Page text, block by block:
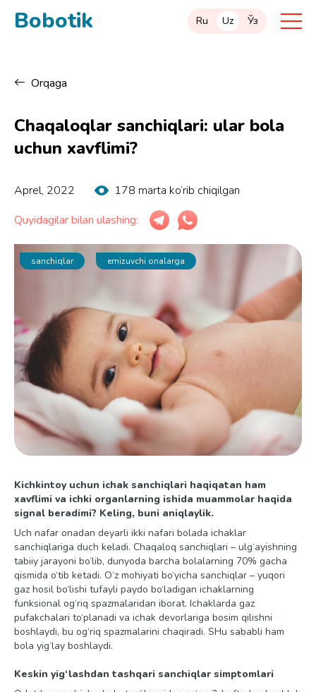
Bobotik Ru Uz Ўз
Orqaga
Chaqaloqlar sanchiqlari: ular bola
uchun xavflimi?
Aprel, 2022
178 marta ko‘rib chiqilgan
Quyidagilar bilan ulashing:
sanchiqlar emizuvchi onalarga
Kichkintoy uchun ichak sanchiqlari haqiqatan ham
xavflimi va ichki organlarning ishida muammolar haqida
signal beradimi? Keling, buni aniqlaylik.
Uch nafar onadan deyarli ikki nafari bolada ichaklar
sanchiqlariga duch keladi. Chaqaloq sanchiqlari – ulg‘ayishning
tabiiy jarayoni bo‘lib, dunyoda barcha bolalarning 70% gacha
qismida o‘tib ketadi. O‘z mohiyati bo‘yicha sanchiqlar – yuqori
gaz hosil bo‘lishi tufayli paydo bo‘ladigan ichaklarning
funksional og‘riq spazmalaridan iborat. Ichaklarda gaz
pufakchalari to‘planadi va ichak devorlariga bosim qilishni
boshlaydi, bu og‘riq spazmalarini chaqiradi. SHu sababli ham
bola yig‘lay boshlaydi.
Keskin yig‘lashdan tashqari sanchiqlar simptomlari